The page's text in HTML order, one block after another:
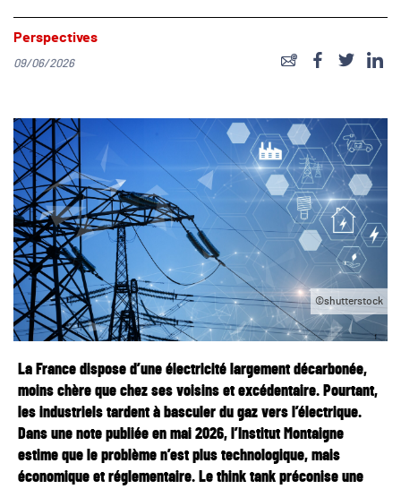
Perspectives
09/06/2026
©shutterstock
La France dispose d’une électricité largement décarbonée,
moins chère que chez ses voisins et excédentaire. Pourtant,
les industriels tardent à basculer du gaz vers l’électrique.
Dans une note publiée en mai 2026, l’Institut Montaigne
estime que le problème n’est plus technologique, mais
économique et réglementaire. Le think tank préconise une